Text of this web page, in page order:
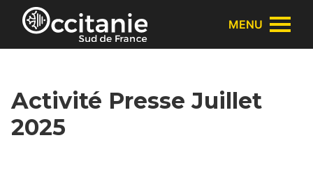
Panneau de gestion des cookies
MENU
Activité Presse Juillet
2025